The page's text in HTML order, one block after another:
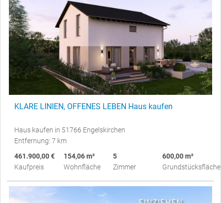
KLARE LINIEN, OFFENES LEBEN Haus kaufen
Haus kaufen in 51766 Engelskirchen
Entfernung: 7 km
461.900,00 €
Kaufpreis
154,06 m²
Wohnfläche
5
Zimmer
600,00 m²
Grundstücksfläche